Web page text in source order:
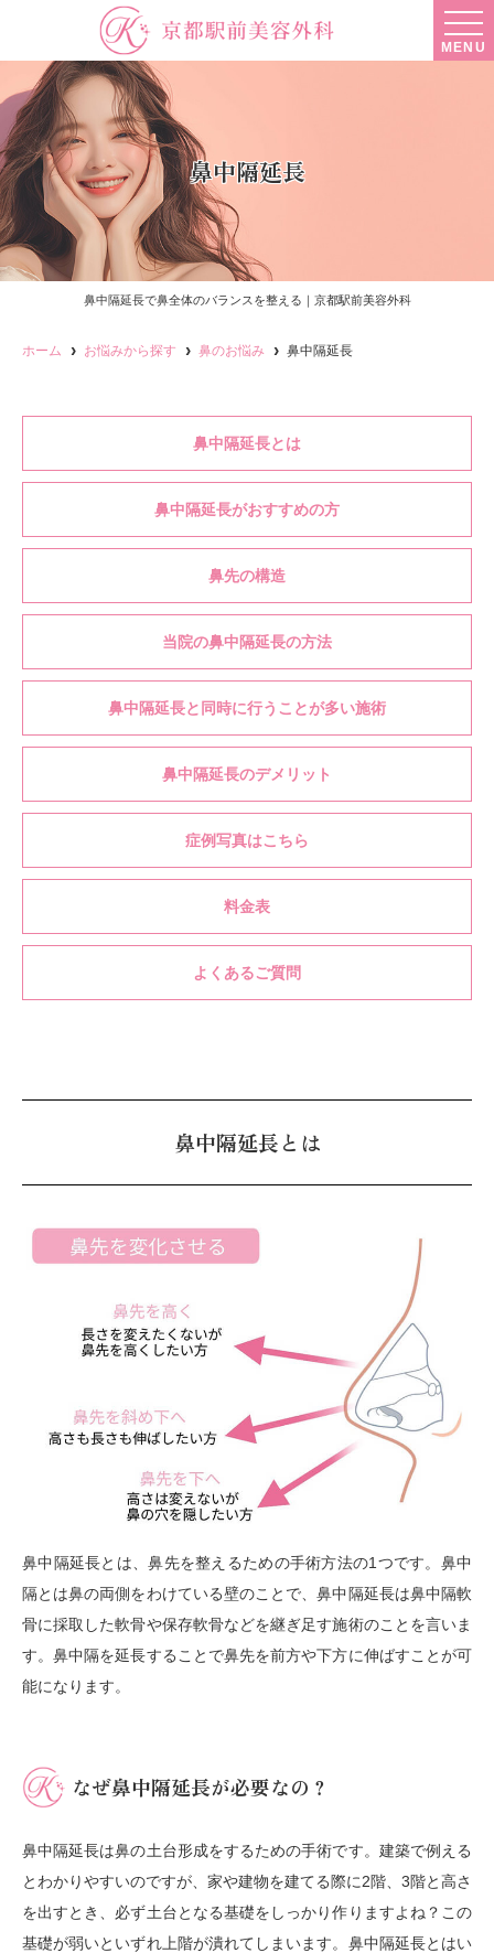
MENU
鼻中隔延長
鼻中隔延長で鼻全体のバランスを整える｜京都駅前美容外科
ホーム お悩みから探す 鼻のお悩み 鼻中隔延長
鼻中隔延長とは
鼻中隔延長がおすすめの方
鼻先の構造
当院の鼻中隔延長の方法
鼻中隔延長と同時に行うことが多い施術
鼻中隔延長のデメリット
症例写真はこちら
料金表
よくあるご質問
鼻中隔延長とは
鼻中隔延長とは、鼻先を整えるための手術方法の1つです。鼻中
隔とは鼻の両側をわけている壁のことで、鼻中隔延長は鼻中隔軟
骨に採取した軟骨や保存軟骨などを継ぎ足す施術のことを言いま
す。鼻中隔を延長することで鼻先を前方や下方に伸ばすことが可
能になります。
なぜ鼻中隔延長が必要なの？
鼻中隔延長は鼻の土台形成をするための手術です。建築で例える
とわかりやすいのですが、家や建物を建てる際に2階、3階と高さ
を出すとき、必ず土台となる基礎をしっかり作りますよね？この
基礎が弱いといずれ上階が潰れてしまいます。鼻中隔延長とはい